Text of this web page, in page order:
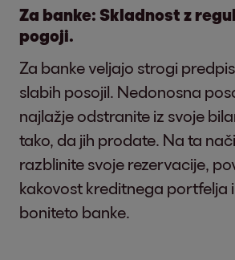
Za banke: Skladnost z
pogoji.
Za banke veljajo strogi
slabih posojil. Nedonosna
najlažje odstranite iz svoje
tako, da jih prodate. Na ta
razblinite svoje rezervacije,
kakovost kreditnega portfelja
boniteto banke.